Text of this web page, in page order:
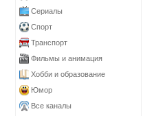
Сериалы
Спорт
Транспорт
Фильмы и анимация
Хобби и образование
Юмор
Все каналы